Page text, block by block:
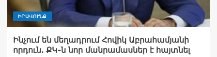
ԻՐԱՎՈՒՆՔ
Ինչում են մեղադրում Հովիկ Աբրահամյանի
որդուն․ ՔԿ-ն նոր մանրամասներ է հայտնել